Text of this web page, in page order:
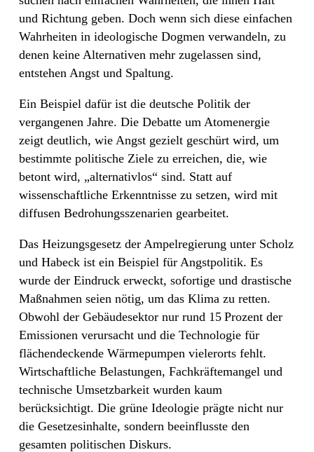
und Richtung geben. Doch wenn sich diese einfachen
Wahrheiten in ideologische Dogmen verwandeln, zu
denen keine Alternativen mehr zugelassen sind,
entstehen Angst und Spaltung.
Ein Beispiel dafür ist die deutsche Politik der
vergangenen Jahre. Die Debatte um Atomenergie
zeigt deutlich, wie Angst gezielt geschürt wird, um
bestimmte politische Ziele zu erreichen, die, wie
betont wird, „alternativlos“ sind. Statt auf
wissenschaftliche Erkenntnisse zu setzen, wird mit
diffusen Bedrohungsszenarien gearbeitet.
Das Heizungsgesetz der Ampelregierung unter Scholz
und Habeck ist ein Beispiel für Angstpolitik. Es
wurde der Eindruck erweckt, sofortige und drastische
Maßnahmen seien nötig, um das Klima zu retten.
Obwohl der Gebäudesektor nur rund 15 Prozent der
Emissionen verursacht und die Technologie für
flächendeckende Wärmepumpen vielerorts fehlt.
Wirtschaftliche Belastungen, Fachkräftemangel und
technische Umsetzbarkeit wurden kaum
berücksichtigt. Die grüne Ideologie prägte nicht nur
die Gesetzesinhalte, sondern beeinflusste den
gesamten politischen Diskurs.